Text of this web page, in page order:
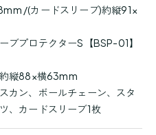
/(カードスリーブ)約縦91×
ブプロテクターS【BSP-01】
縦88×横63mm
カン、ボールチェーン、スタ
、カードスリーブ1枚